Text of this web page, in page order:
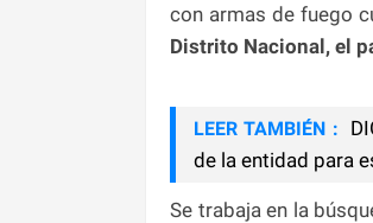
con armas de fuego
Distrito Nacional, el
LEER TAMBIÉN :
de la entidad para
Se trabaja en la